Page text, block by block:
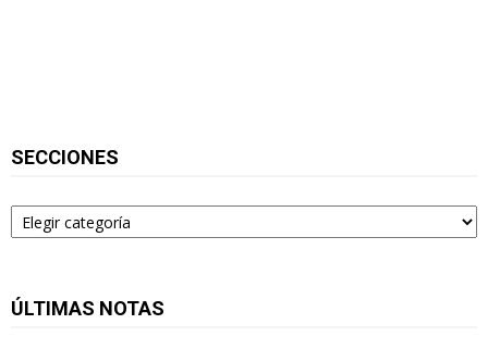
SECCIONES
Secciones
ÚLTIMAS NOTAS